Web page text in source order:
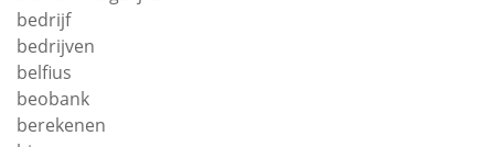
bedrijf
bedrijven
belfius
beobank
berekenen